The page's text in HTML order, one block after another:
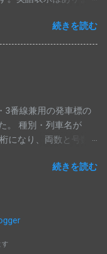
湖止まりとなってい
標では、相模湖行き
並びが見られまし
換工事のため、中央
が、種別は変更され
快高尾行きの表示が
着した上り特急列車
折返していきます。
あずさ」が表示され
変更ありません。
続きを読む
3番線兼用の発車標の
。 種別・列車名が
なり、両数と号数
続きを読む
す